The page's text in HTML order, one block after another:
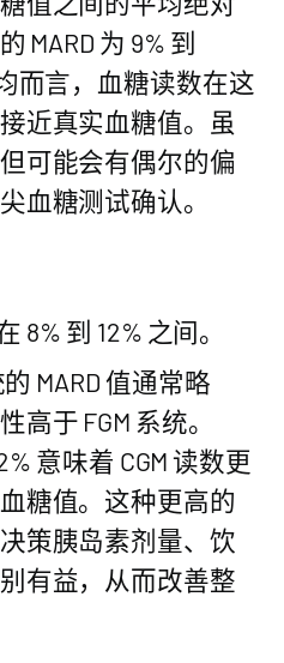
MARD 为 9% 到
而言，血糖读数在这
近真实血糖值。虽
可能会有偶尔的偏
血糖测试确认。
8% 到 12% 之间。
的 MARD 值通常略
高于 FGM 系统。
意味着 CGM 读数更
糖值。这种更高的
策胰岛素剂量、饮
有益，从而改善整